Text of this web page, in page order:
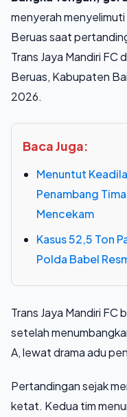
menyerah
Beruas saat
Trans Jaya Mandiri FC
Beruas, Kabupaten
2026.
Baca Juga:
Menuntut
Penambang
Mencekam
Kasus 52,5 Ton
Polda Babel
Trans Jaya Mandiri FC
setelah
A, lewat drama adu
Pertandingan sejak
ketat. Kedua tim